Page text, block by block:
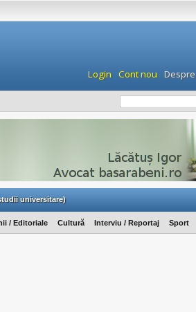
Login Cont nou Despre
universitare)
/ Editoriale Cultură Interviu / Reportaj Sport